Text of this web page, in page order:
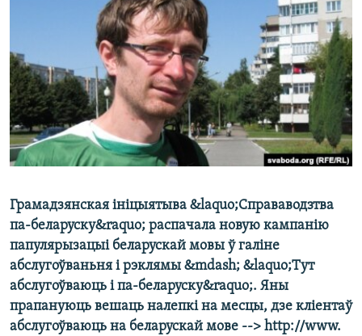
НА ХВАЛЯХ СВАБОДЫ
Грамадзянская ініцыятыва &laquo;Справаводзтва
па-беларуску&raquo; распачала новую кампанію
папулярызацыі беларускай мовы ў галіне
абслугоўваньня і рэклямы &mdash; &laquo;Тут
абслугоўваюць і па-беларуску&raquo;. Яны
прапануюць вешаць налепкі на месцы, дзе кліентаў
абслугоўваюць на беларускай мове --> http://www.